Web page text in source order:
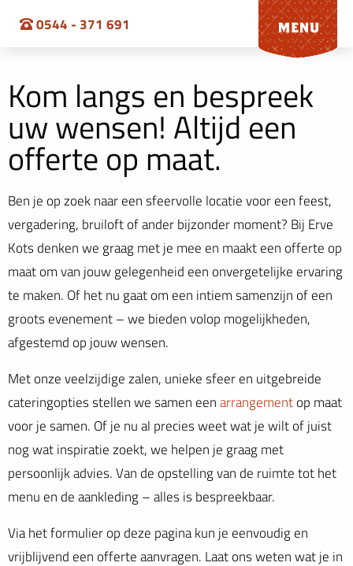
0544 - 371 691
Kom langs en bespreek
uw wensen! Altijd een
offerte op maat.
Ben je op zoek naar een sfeervolle locatie voor een feest,
vergadering, bruiloft of ander bijzonder moment? Bij Erve
Kots denken we graag met je mee en maakt een offerte op
maat om van jouw gelegenheid een onvergetelijke ervaring
te maken. Of het nu gaat om een intiem samenzijn of een
groots evenement – we bieden volop mogelijkheden,
afgestemd op jouw wensen.
Met onze veelzijdige zalen, unieke sfeer en uitgebreide
cateringopties stellen we samen een arrangement op maat
voor je samen. Of je nu al precies weet wat je wilt of juist
nog wat inspiratie zoekt, we helpen je graag met
persoonlijk advies. Van de opstelling van de ruimte tot het
menu en de aankleding – alles is bespreekbaar.
Via het formulier op deze pagina kun je eenvoudig en
vrijblijvend een offerte aanvragen. Laat ons weten wat je in